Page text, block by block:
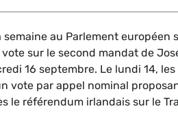
semaine au Parlement européen
sur le second mandat de
16 septembre. Le lundi 14, les
vote par appel nominal
le référendum irlandais sur le